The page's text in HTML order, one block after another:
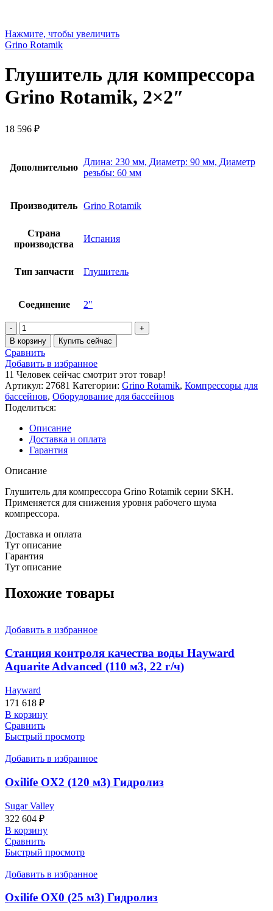
Нажмите, чтобы увеличить
Grino Rotamik
Глушитель для компрессора
Grino Rotamik, 2×2″
18 596 ₽
Дополнительно
Длина: 230 мм, Диаметр: 90 мм, Диаметр
резьбы: 60 мм
Производитель Grino Rotamik
Страна
производства
Испания
Тип запчасти Глушитель
Соединение 2"
Количество
товара
Глушитель
для
компрессора
Grino
Rotamik,
2x2"
В корзину Купить сейчас
Сравнить
Добавить в избранное
11 Человек сейчас смотрит этот товар!
Артикул: 27681 Категории: Grino Rotamik, Компрессоры для
бассейнов, Оборудование для бассейнов
Поделиться:
Описание
Доставка и оплата
Гарантия
Описание
Глушитель для компрессора Grino Rotamik серии SKH.
Применяется для снижения уровня рабочего шума
компрессора.
Доставка и оплата
Тут описание
Гарантия
Тут описание
Похожие товары
Добавить в избранное
Станция контроля качества воды Hayward
Aquarite Advanced (110 м3, 22 г/ч)
Hayward
171 618 ₽
В корзину
Сравнить
Быстрый просмотр
Добавить в избранное
Oxilife OX2 (120 м3) Гидролиз
Sugar Valley
322 604 ₽
В корзину
Сравнить
Быстрый просмотр
Добавить в избранное
Oxilife OX0 (25 м3) Гидролиз